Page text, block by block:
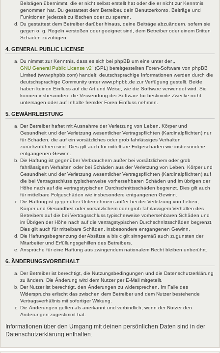
Beiträgen übernimmt, die er nicht selbst erstellt hat oder die er nicht zur Kenntnis
genommen hat. Du gestattest dem Betreiber, dein Benutzerkonto, Beiträge und
Funktionen jederzeit zu löschen oder zu sperren.
Du gestattest dem Betreiber darüber hinaus, deine Beiträge abzuändern, sofern sie
gegen o. g. Regeln verstoßen oder geeignet sind, dem Betreiber oder einem Dritten
Schaden zuzufügen.
4. GENERAL PUBLIC LICENSE
Du nimmst zur Kenntnis, dass es sich bei phpBB um eine unter der „
GNU General Public License v2“ (GPL) bereitgestellten Foren-Software von phpBB
Limited (www.phpbb.com) handelt; deutschsprachige Informationen werden durch die
deutschsprachige Community unter www.phpbb.de zur Verfügung gestellt. Beide
haben keinen Einfluss auf die Art und Weise, wie die Software verwendet wird. Sie
können insbesondere die Verwendung der Software für bestimmte Zwecke nicht
untersagen oder auf Inhalte fremder Foren Einfluss nehmen.
5. GEWÄHRLEISTUNG
Der Betreiber haftet mit Ausnahme der Verletzung von Leben, Körper und
Gesundheit und der Verletzung wesentlicher Vertragspflichten (Kardinalpflichten) nur
für Schäden, die auf ein vorsätzliches oder grob fahrlässiges Verhalten
zurückzuführen sind. Dies gilt auch für mittelbare Folgeschäden wie insbesondere
entgangenen Gewinn.
Die Haftung ist gegenüber Verbrauchern außer bei vorsätzlichem oder grob
fahrlässigem Verhalten oder bei Schäden aus der Verletzung von Leben, Körper und
Gesundheit und der Verletzung wesentlicher Vertragspflichten (Kardinalpflichten) auf
die bei Vertragsschluss typischerweise vorhersehbaren Schäden und im übrigen der
Höhe nach auf die vertragstypischen Durchschnittsschäden begrenzt. Dies gilt auch
für mittelbare Folgeschäden wie insbesondere entgangenen Gewinn.
Die Haftung ist gegenüber Unternehmern außer bei der Verletzung von Leben,
Körper und Gesundheit oder vorsätzlichem oder grob fahrlässigem Verhalten des
Betreibers auf die bei Vertragsschluss typischerweise vorhersehbaren Schäden und
im Übrigen der Höhe nach auf die vertragstypischen Durchschnittsschäden begrenzt.
Dies gilt auch für mittelbare Schäden, insbesondere entgangenen Gewinn.
Die Haftungsbegrenzung der Absätze a bis c gilt sinngemäß auch zugunsten der
Mitarbeiter und Erfüllungsgehilfen des Betreibers.
Ansprüche für eine Haftung aus zwingendem nationalem Recht bleiben unberührt.
6. ÄNDERUNGSVORBEHALT
Der Betreiber ist berechtigt, die Nutzungsbedingungen und die Datenschutzerklärung
zu ändern. Die Änderung wird dem Nutzer per E-Mail mitgeteilt.
Der Nutzer ist berechtigt, den Änderungen zu widersprechen. Im Falle des
Widerspruchs erlischt das zwischen dem Betreiber und dem Nutzer bestehende
Vertragsverhältnis mit sofortiger Wirkung.
Die Änderungen gelten als anerkannt und verbindlich, wenn der Nutzer den
Änderungen zugestimmt hat.
Informationen über den Umgang mit deinen persönlichen Daten sind in der
Datenschutzerklärung enthalten.